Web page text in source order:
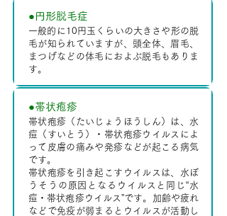
●円形脱毛症
一般的に10円玉くらいの大きさや形の脱
毛が知られていますが、頭全体、眉毛、
まつげなどの体毛におよぶ脱毛もありま
す。
●帯状疱疹
帯状疱疹（たいじょうほうしん）は、水
痘（すいとう）・帯状疱疹ウイルスによ
って皮膚の痛みや発疹などが起こる病気
です。
帯状疱疹を引き起こすウイルスは、水ぼ
うそうの原因となるウイルスと同じ“水
痘・帯状疱疹ウイルス”です。加齢や疲れ
などで免疫が弱まるとウイルスが活動し